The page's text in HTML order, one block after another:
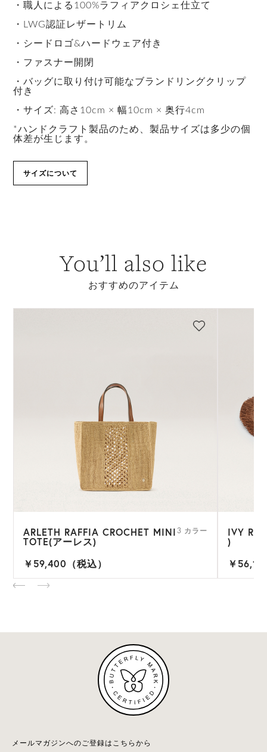
・職人による100%ラフィアクロシェ仕立て
・LWG認証レザートリム
・シードロゴ&ハードウェア付き
・ファスナー開閉
・バッグに取り付け可能なブランドリングクリップ
付き
・サイズ: 高さ10cm × 幅10cm × 奥行4cm
*ハンドクラフト製品のため、製品サイズは多少の個
体差が生じます。
サイズについて
You’ll also like
おすすめのアイテム
ARLETH RAFFIA CROCHET MINI
TOTE(アーレス)
3 カラー
￥59,400（税込）
IVY
)
￥
メールマガジンへのご登録はこちらから